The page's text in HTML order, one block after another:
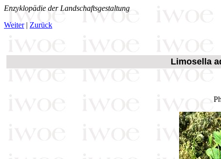
Enzyklopädie der Landschaftsgestaltung
Weiter| Zurück
Limosella